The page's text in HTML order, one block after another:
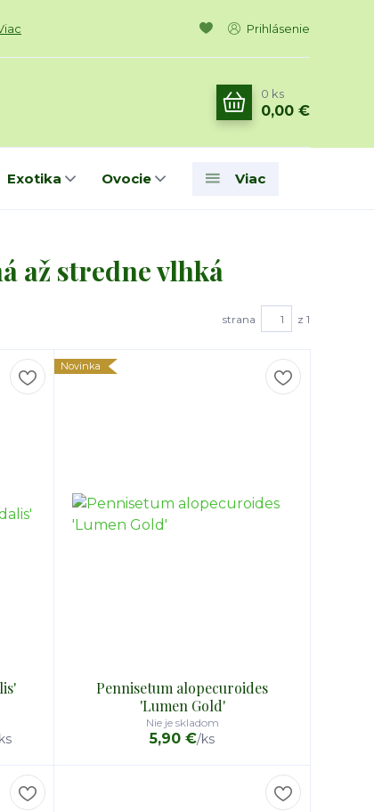
Prihlásenie
0 ks
0,00 €
Exotika Ovocie Viac
až stredne vlhká
strana z 1
Novinka
Pennisetum alopecuroides
'Lumen Gold'
5,90 €/ks
Nie je skladom